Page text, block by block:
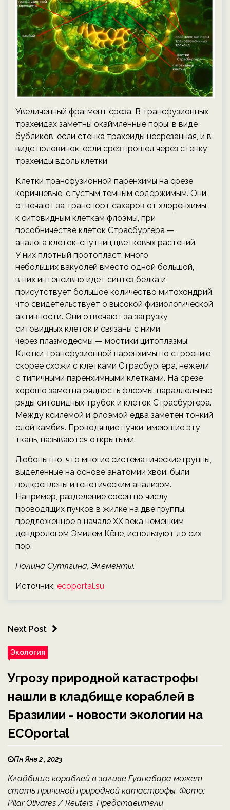
Увеличенный фрагмент среза. В трансфузионных
трахеидах заметны окаймленные поры: в виде
бубликов, если стенка трахеиды несрезанная, и в
виде половинок, если срез прошел через стенку
трахеиды вдоль клетки
Клетки трансфузионной паренхимы на срезе
коричневые, с густым темным содержимым. Они
отвечают за транспорт сахаров от хлоренхимы
к ситовидным клеткам флоэмы, при
пособничестве клеток Страсбургера —
аналога клеток-спутниц цветковых растений.
У них плотный протопласт, много
небольших вакуолей вместо одной большой,
в них интенсивно идет синтез белка и
присутствует большое количество митохондрий,
что свидетельствует о высокой физиологической
активности. Они отвечают за загрузку
ситовидных клеток и связаны с ними
через плазмодесмы — мостики цитоплазмы.
Клетки трансфузионной паренхимы по строению
скорее схожи с клетками Страсбургера, нежели
с типичными паренхимными клетками. На срезе
хорошо заметна рядность флоэмы: параллельные
ряды ситовидных трубок и клеток Страсбургера.
Между ксилемой и флоэмой едва заметен тонкий
слой камбия. Проводящие пучки, имеющие эту
ткань, называются открытыми.
Любопытно, что многие систематические группы,
выделенные на основе анатомии хвои, были
подкреплены и генетическим анализом.
Например, разделение сосен по числу
проводящих пучков в жилке на две группы,
предложенное в начале XX века немецким
дендрологом Эмилем Кёне, используют до сих
пор.
Полина Сутягина, Элементы.
Источник: ecoportal.su
Next Post
Экология
Угрозу природной катастрофы
нашли в кладбище кораблей в
Бразилии - новости экологии на
ECOportal
Пн Янв 2 , 2023
Кладбище кораблей в заливе Гуанабара может
стать причиной природной катастрофы. Фото:
Pilar Olivares / Reuters. Представители